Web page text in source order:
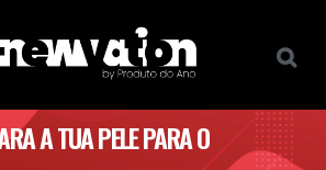
A TUA PELE PARA O